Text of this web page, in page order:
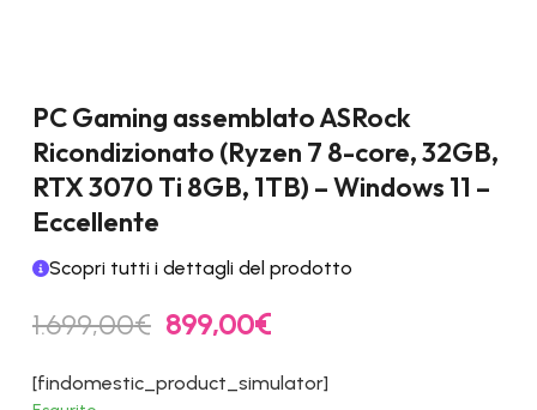
PC Gaming assemblato ASRock
Ricondizionato (Ryzen 7 8-core, 32GB,
RTX 3070 Ti 8GB, 1TB) – Windows 11 –
Eccellente
Scopri tutti i dettagli del prodotto
1.699,00€ Il
prezzo
originale
era:
899,00€Il
attuale
è:
[findomestic_product_simulator]